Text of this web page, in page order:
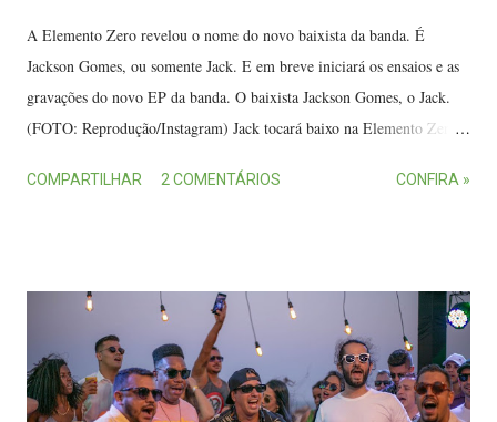
A Elemento Zero revelou o nome do novo baixista da banda. É
Jackson Gomes, ou somente Jack. E em breve iniciará os ensaios e as
gravações do novo EP da banda. O baixista Jackson Gomes, o Jack.
(FOTO: Reprodução/Instagram) Jack tocará baixo na Elemento Zero,
disco da banda japonesa Sleep Walk Skeleton e seus próprios discos
integrar a Elemento Zero e retomar seus projetos. "Jack tem uma
carreira solo bem legal, com composições rock, pop e ambient. Bem-
vindo à família Elemento Zero EZ, Jack", publicou a banda nas redes
sociais. Ver essa foto no Instagram Uma publicação compartilhada por
COMPARTILHAR 2 COMENTÁRIOS CONFIRA »